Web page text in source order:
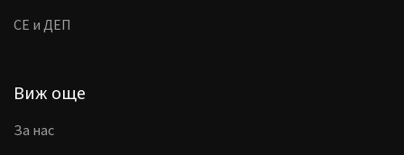
CE и ДЕП
Виж още
За нас